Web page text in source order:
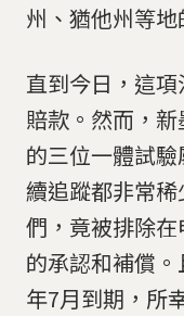
州、猶他州等地
直到今日，這
賠款。然而，
的三位一體試
續追蹤都非常
們，竟被排除
的承認和補償
年7月到期，所